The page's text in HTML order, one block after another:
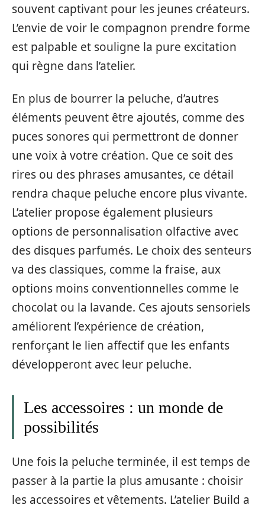
souvent captivant pour les jeunes créateurs.
L’envie de voir le compagnon prendre forme
est palpable et souligne la pure excitation
qui règne dans l’atelier.
En plus de bourrer la peluche, d’autres
éléments peuvent être ajoutés, comme des
puces sonores qui permettront de donner
une voix à votre création. Que ce soit des
rires ou des phrases amusantes, ce détail
rendra chaque peluche encore plus vivante.
L’atelier propose également plusieurs
options de personnalisation olfactive avec
des disques parfumés. Le choix des senteurs
va des classiques, comme la fraise, aux
options moins conventionnelles comme le
chocolat ou la lavande. Ces ajouts sensoriels
améliorent l’expérience de création,
renforçant le lien affectif que les enfants
développeront avec leur peluche.
Les accessoires : un monde de
possibilités
Une fois la peluche terminée, il est temps de
passer à la partie la plus amusante : choisir
les accessoires et vêtements. L’atelier Build a